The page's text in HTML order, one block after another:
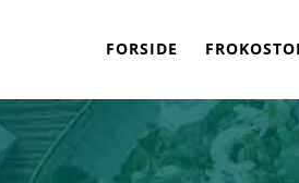
FORSIDE